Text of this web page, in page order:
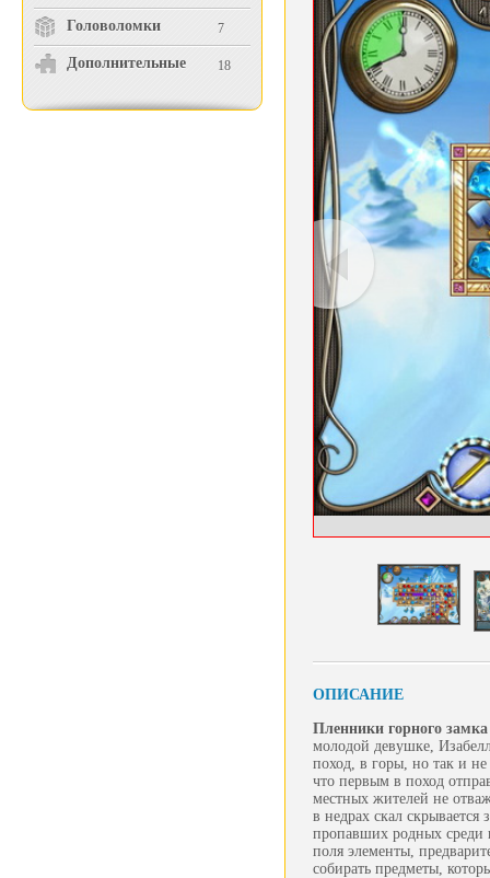
Головоломки 7
Дополнительные 18
ОПИСАНИЕ
Пленники горного
молодой девушке,
поход, в горы, но так и не
что первым в поход
местных жителей не
в недрах скал
пропавших родных среди
поля элементы,
собирать предметы,